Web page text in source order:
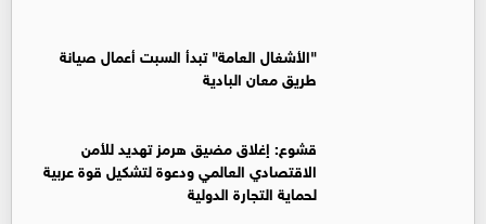
"الأشغال العامة" تبدأ السبت أعمال صيانة
طريق معان البادية
قشوع: إغلاق مضيق هرمز تهديد للأمن
الاقتصادي العالمي ودعوة لتشكيل قوة عربية
لحماية التجارة الدولية